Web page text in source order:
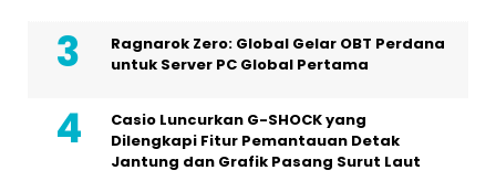
Ragnarok Zero: Global Gelar OBT Perdana
untuk Server PC Global Pertama
Casio Luncurkan G-SHOCK yang
Dilengkapi Fitur Pemantauan Detak
Jantung dan Grafik Pasang Surut Laut